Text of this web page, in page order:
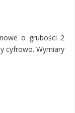
o grubości 2
cyfrowo. Wymiary